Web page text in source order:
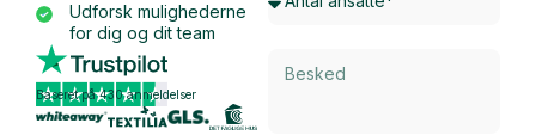
Udforsk mulighederne
for dig og dit team
Baseret på 430 anmeldelser